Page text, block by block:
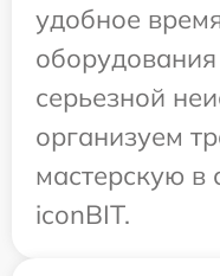
удобное
серьезной
организуем
мастерскую в
iconBIT.